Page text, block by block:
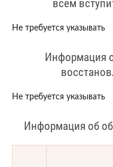
всем
Не требуется указывать
Информация о
Не требуется указывать
Информация об